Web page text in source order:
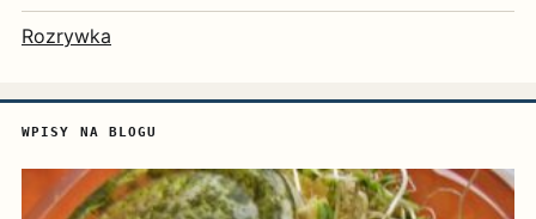
Rozrywka
WPISY NA BLOGU